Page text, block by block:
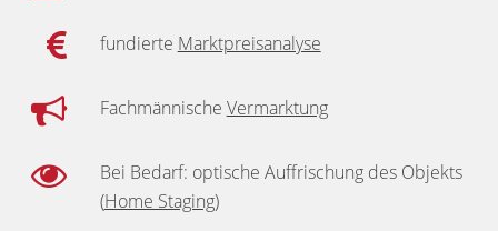
fundierte Marktpreisanalyse
Fachmännische Vermarktung
Bei Bedarf: optische Auffrischung des Objekts
(Home Staging)